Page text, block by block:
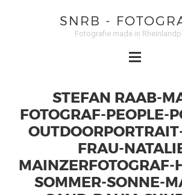
SNRB -
Fotografie made in
STEFAN RAAB-
FOTOGRAF-PEOPLE-
FRAU-
MAINZERFOTOGRAF-
SOMMER-SONNE-